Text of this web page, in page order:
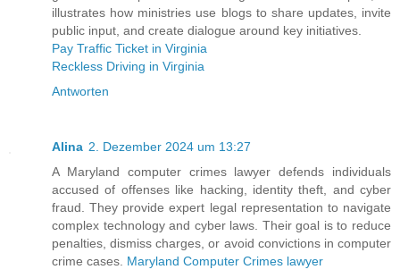
illustrates how ministries use blogs to share updates, invite
public input, and create dialogue around key initiatives.
Pay Traffic Ticket in Virginia
Reckless Driving in Virginia
Antworten
Alina 2. Dezember 2024 um 13:27
A Maryland computer crimes lawyer defends individuals
accused of offenses like hacking, identity theft, and cyber
fraud. They provide expert legal representation to navigate
complex technology and cyber laws. Their goal is to reduce
penalties, dismiss charges, or avoid convictions in computer
crime cases. Maryland Computer Crimes lawyer